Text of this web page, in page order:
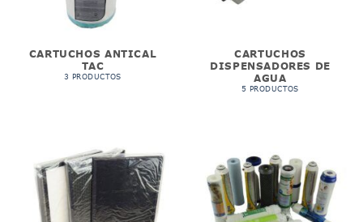
CARTUCHOS ANTICAL
TAC
3 PRODUCTOS
CARTUCHOS
DISPENSADORES DE
AGUA
5 PRODUCTOS